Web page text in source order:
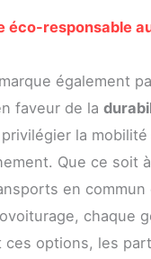
éco-responsable
également
faveur de la
la
Que ce soit
en commun
chaque
ces options, les